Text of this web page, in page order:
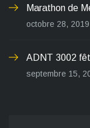
Marathon de
octobre 28, 2019
ADNT 3002
septembre 15,